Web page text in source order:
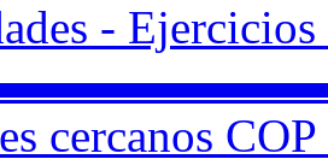
-
cercanos